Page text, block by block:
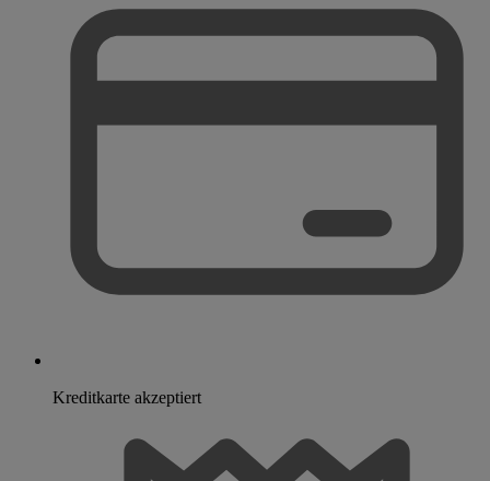
Kreditkarte akzeptiert